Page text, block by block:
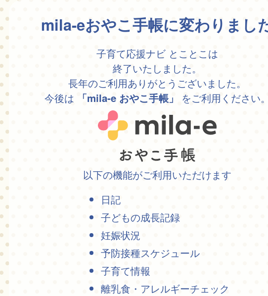
mila-eおやこ手帳に変わりまし
子育て応援ナビ とことこは
終了いたしました。
長年のご利用ありがとうございました。
今後は
「mila-e おやこ手帳」 をご利用ください
以下の機能がご利用いただけます
日記
子どもの成長記録
妊娠状況
予防接種スケジュール
子育て情報
離乳食・アレルギーチェック